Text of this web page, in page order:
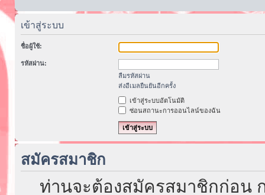
เข้าสู่ระบบ
ชื่อผู้ใช้:
รหัสผ่าน:
ลืมรหัสผ่าน
ส่งอีเมลยืนยันอีกครั้ง
เข้าสู่ระบบอัตโนมัติ
ซ่อนสถานะการออนไลน์ของฉัน
สมัครสมาชิก
ท่านจะต้องสมัครสมาชิกก่อน